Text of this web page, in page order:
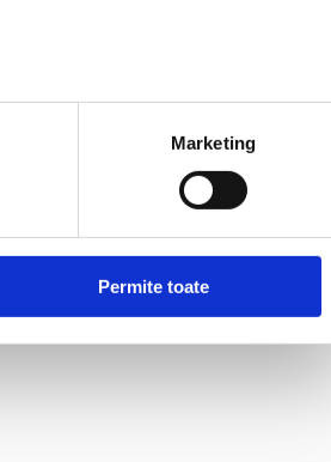
Marketing
Permite toate